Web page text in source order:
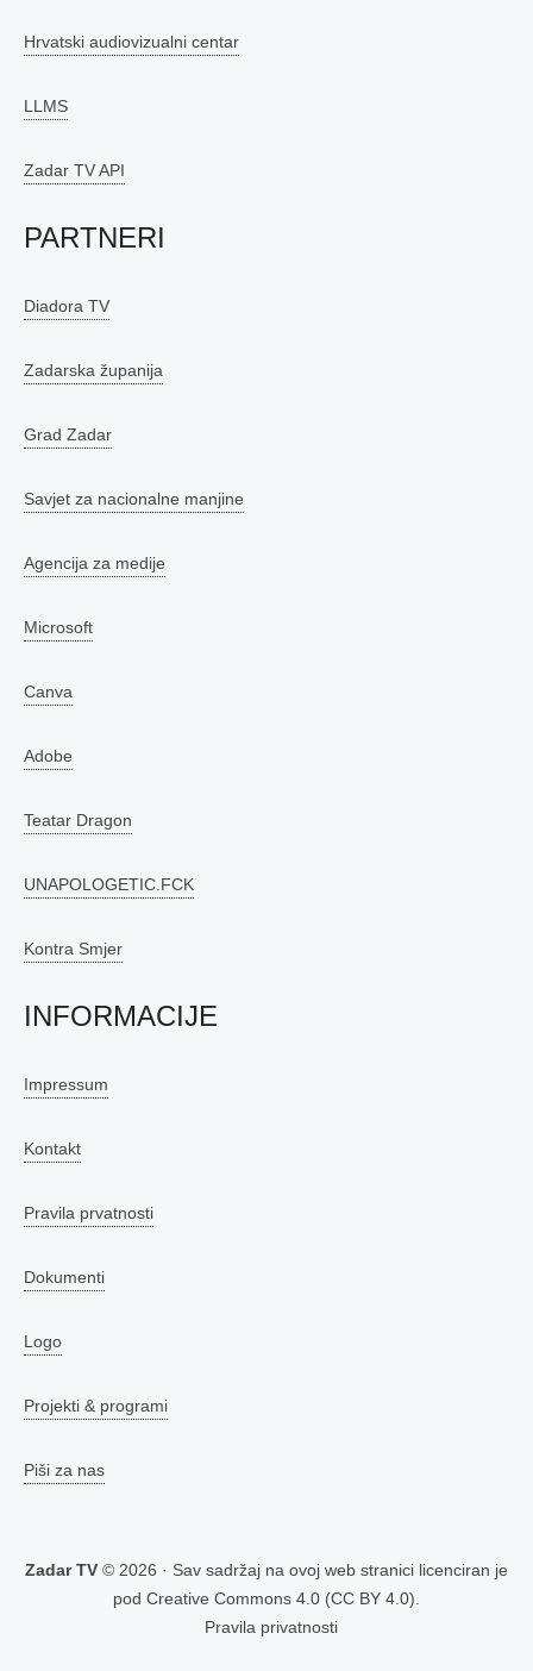
Hrvatski audiovizualni centar
LLMS
Zadar TV API
PARTNERI
Diadora TV
Zadarska županija
Grad Zadar
Savjet za nacionalne manjine
Agencija za medije
Microsoft
Canva
Adobe
Teatar Dragon
UNAPOLOGETIC.FCK
Kontra Smjer
INFORMACIJE
Impressum
Kontakt
Pravila prvatnosti
Dokumenti
Logo
Projekti & programi
Piši za nas
Zadar TV © 2026 · Sav sadržaj na ovoj web stranici licenciran je
pod Creative Commons 4.0 (CC BY 4.0).
Pravila privatnosti